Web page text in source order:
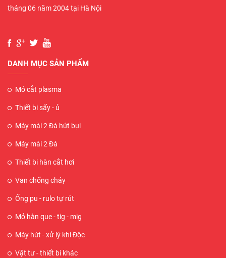
tháng 06 năm 2004 tại Hà Nội
DANH MỤC SẢN PHẨM
Mỏ cắt plasma
Thiết bi sấy - ủ
Máy mài 2 Đá hút bụi
Máy mài 2 Đá
Thiết bi hàn cắt hơi
Van chống cháy
Ống pu - rulo tự rút
Mỏ hàn que - tig - mig
Máy hút - xử lý khi Độc
Vật tư - thiết bi khác